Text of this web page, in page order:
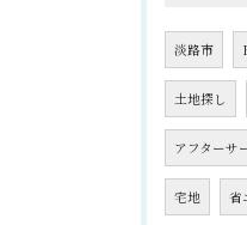
淡路市
土地探し
アフターサ
宅地 省